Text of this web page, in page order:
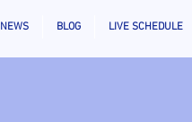
NEWS BLOG LIVE SCHEDULE